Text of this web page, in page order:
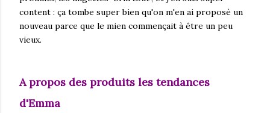
content : ça tombe super bien qu'on m'en ai proposé un
nouveau parce que le mien commençait à être un peu
vieux.
A propos des produits les tendances
d'Emma